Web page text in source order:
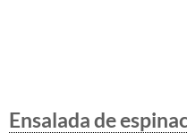
Ensalada de